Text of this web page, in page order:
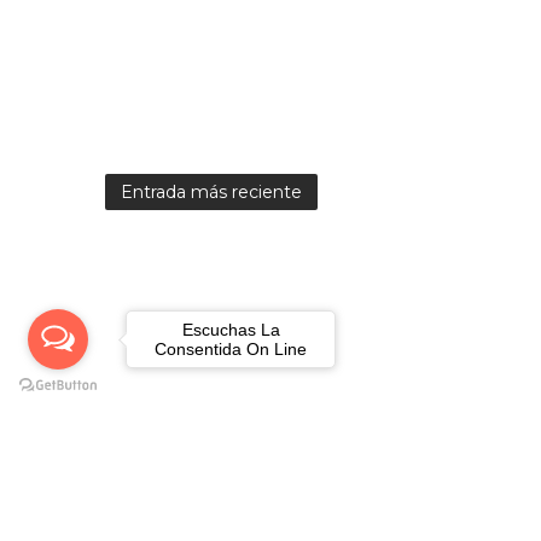
Entrada más reciente
Escuchas La
Consentida On Line